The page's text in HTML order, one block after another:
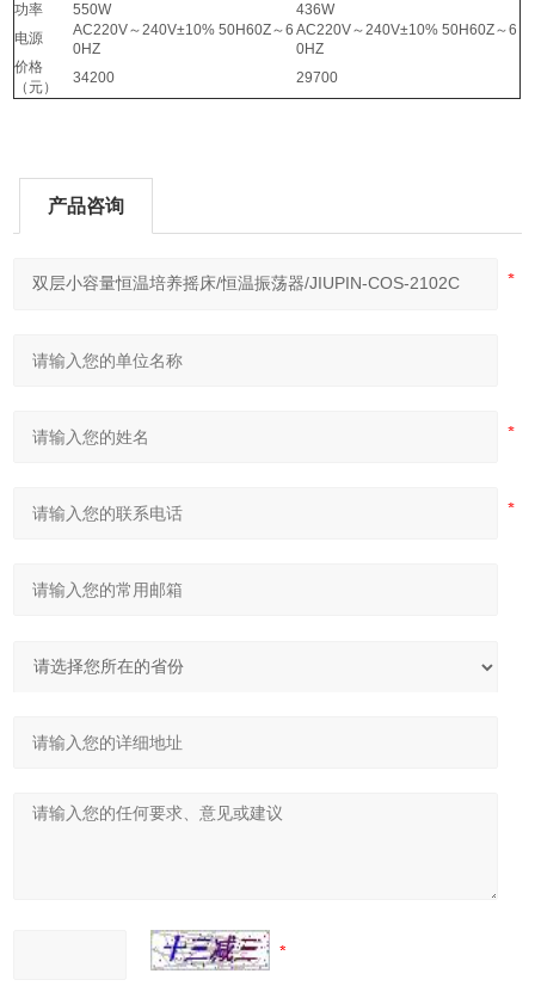
功率
550W
436W
电源
AC220V～240V±10% 50H60Z～6
0HZ
AC220V～240V±10% 50H60Z～6
0HZ
价格
（元）
34200 29700
产品咨询